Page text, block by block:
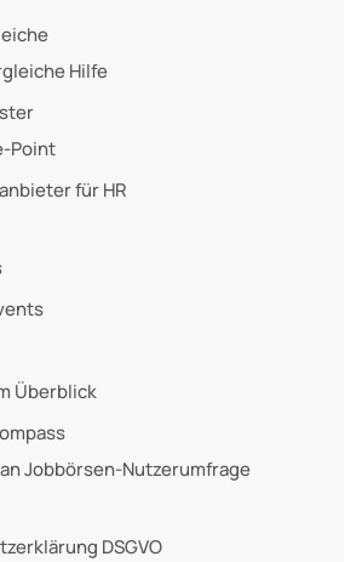
Hilfe
Point
für HR
Überblick
Jobbörsen-Nutzerumfrage
DSGVO